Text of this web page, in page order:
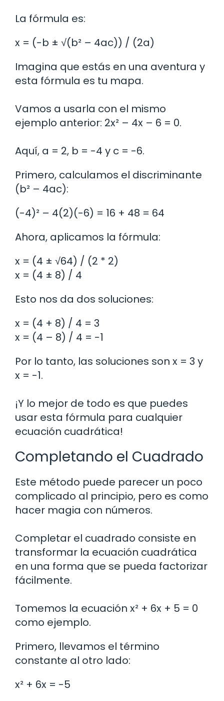
La fórmula es:
x = (-b ± √(b² – 4ac)) / (2a)
Imagina que estás en una aventura y
esta fórmula es tu mapa.
Vamos a usarla con el mismo
ejemplo anterior: 2x² – 4x – 6 = 0.
Aquí, a = 2, b = -4 y c = -6.
Primero, calculamos el discriminante
(b² – 4ac):
(-4)² – 4(2)(-6) = 16 + 48 = 64
Ahora, aplicamos la fórmula:
x = (4 ± √64) / (2 * 2)
x = (4 ± 8) / 4
Esto nos da dos soluciones:
x = (4 + 8) / 4 = 3
x = (4 – 8) / 4 = -1
Por lo tanto, las soluciones son x = 3 y
x = -1.
¡Y lo mejor de todo es que puedes
usar esta fórmula para cualquier
ecuación cuadrática!
Completando el Cuadrado
Este método puede parecer un poco
complicado al principio, pero es como
hacer magia con números.
Completar el cuadrado consiste en
transformar la ecuación cuadrática
en una forma que se pueda factorizar
fácilmente.
Tomemos la ecuación x² + 6x + 5 = 0
como ejemplo.
Primero, llevamos el término
constante al otro lado:
x² + 6x = -5